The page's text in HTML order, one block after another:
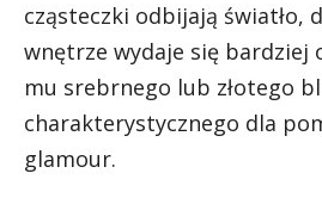
cząsteczki odbijają światło,
wnętrze wydaje się bardziej
mu srebrnego lub złotego
charakterystycznego dla
glamour.